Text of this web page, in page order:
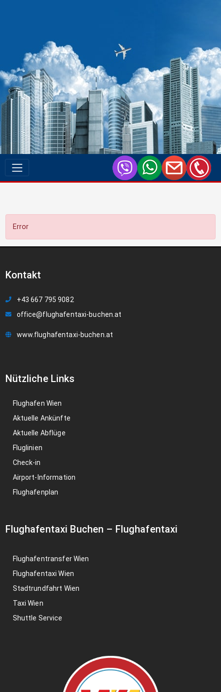
Error
Kontakt
+43 667 795 9082
office@flughafentaxi-buchen.at
www.flughafentaxi-buchen.at
Nützliche Links
Flughafen Wien
Aktuelle Ankünfte
Aktuelle Abflüge
Fluglinien
Check-in
Airport-Information
Flughafenplan
Flughafentaxi Buchen – Flughafentaxi
Flughafentransfer Wien
Flughafentaxi Wien
Stadtrundfahrt Wien
Taxi Wien
Shuttle Service